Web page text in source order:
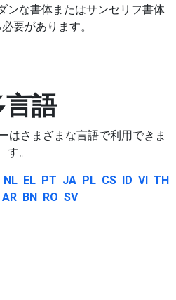
ンな書体またはサンセリフ書体
要があります。
言語
はさまざまな言語で利用できま
す。
NL EL PT JA PL CS ID VI TH
AR BN RO SV